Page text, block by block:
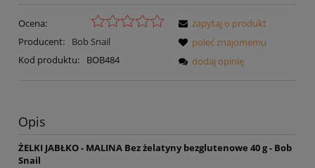
Ocena:
Producent:
Bob Snail
Kod produktu:
BOB484
zapytaj o produkt
poleć znajomemu
dodaj opinię
Opis
ŻELKI JABŁKO - MALINA Bez żelatyny bezglutenowe 40 g - Bob
Snail